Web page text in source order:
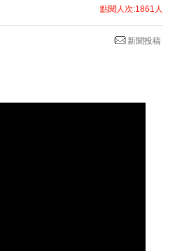
點閱人次:1861人
新聞投稿